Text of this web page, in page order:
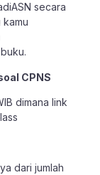
secara
kamu
CPNS
dimana link
dari jumlah